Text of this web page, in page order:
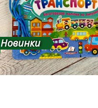
Новинки